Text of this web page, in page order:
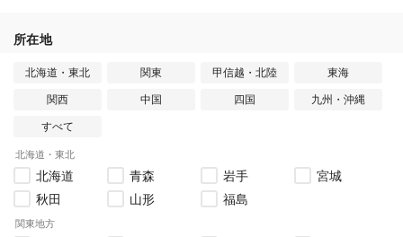
所在地
北海道・東北 関東 甲信越・北陸 東海
関西 中国 四国 九州・沖縄
すべて
北海道・東北
北海道 青森 岩手
宮城
秋田
山形 福島
関東地方